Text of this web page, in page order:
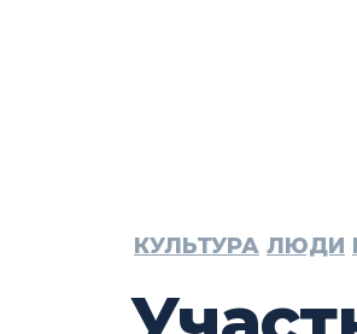
КУЛЬТУРА ЛЮДИ